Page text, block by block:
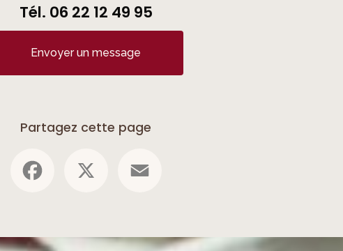
Tél. 06 22 12 49 95
Envoyer un message
Partagez cette page